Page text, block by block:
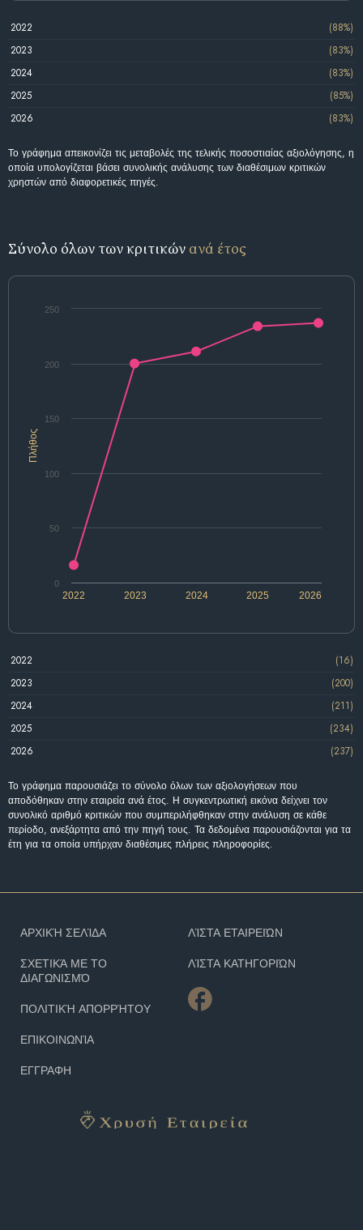
2022
(88%)
2023
(83%)
2024
(83%)
2025
(85%)
2026
(83%)
Το γράφημα απεικονίζει τις μεταβολές της τελικής ποσοστιαίας αξιολόγησης, η
οποία υπολογίζεται βάσει συνολικής ανάλυσης των διαθέσιμων κριτικών
χρηστών από διαφορετικές πηγές.
Σύνολο όλων των κριτικών ανά έτος
Πλήθος
2025
2022 2023 2024 2026
0
50
100
150
200
250
2022
(16)
2023
(200)
2024
(211)
2025
(234)
2026
(237)
Το γράφημα παρουσιάζει το σύνολο όλων των αξιολογήσεων που
αποδόθηκαν στην εταιρεία ανά έτος. Η συγκεντρωτική εικόνα δείχνει τον
συνολικό αριθμό κριτικών που συμπεριλήφθηκαν στην ανάλυση σε κάθε
περίοδο, ανεξάρτητα από την πηγή τους. Τα δεδομένα παρουσιάζονται για τα
έτη για τα οποία υπήρχαν διαθέσιμες πλήρεις πληροφορίες.
ΑΡΧΙΚΉ ΣΕΛΊΔΑ
ΣΧΕΤΙΚΆ ΜΕ ΤΟ
ΔΙΑΓΩΝΙΣΜΌ
ΠΟΛΙΤΙΚΉ ΑΠΟΡΡΉΤΟΥ
ΕΠΙΚΟΙΝΩΝΊΑ
ΕΓΓΡΑΦΗ
ΛΊΣΤΑ ΕΤΑΙΡΕΙΏΝ
ΛΊΣΤΑ ΚΑΤΗΓΟΡΙΏΝ